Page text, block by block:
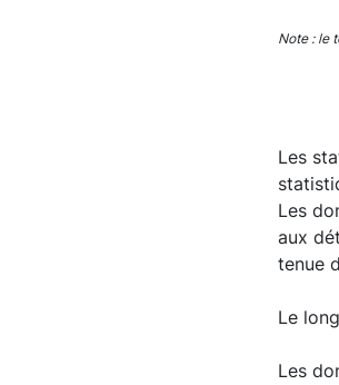
End
Note : le
Les
Les
aux
tenue
Le
Les